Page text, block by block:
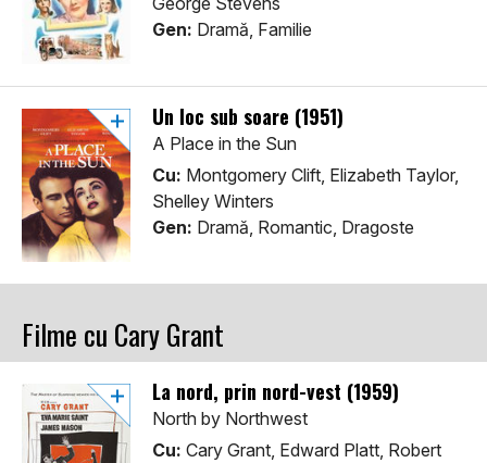
Gen: Dramă, Familie
Un loc sub soare (1951)
A Place in the Sun
Cu: Montgomery Clift, Elizabeth Taylor,
Shelley Winters
Gen: Dramă, Romantic, Dragoste
Filme cu Cary Grant
La nord, prin nord-vest (1959)
North by Northwest
Cu: Cary Grant, Edward Platt, Robert